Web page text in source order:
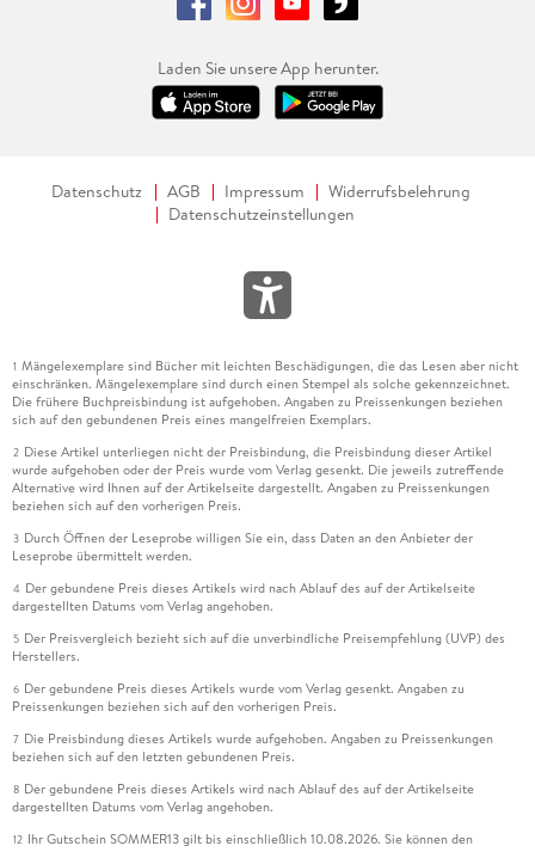
Laden Sie unsere App herunter.
Datenschutz AGB Impressum
Widerrufsbelehrung
Datenschutzeinstellungen
1 Mängelexemplare sind Bücher mit leichten Beschädigungen, die das Lesen aber nicht
einschränken. Mängelexemplare sind durch einen Stempel als solche gekennzeichnet.
Die frühere Buchpreisbindung ist aufgehoben. Angaben zu Preissenkungen beziehen
sich auf den gebundenen Preis eines mangelfreien Exemplars.
2 Diese Artikel unterliegen nicht der Preisbindung, die Preisbindung dieser Artikel
wurde aufgehoben oder der Preis wurde vom Verlag gesenkt. Die jeweils zutreffende
Alternative wird Ihnen auf der Artikelseite dargestellt. Angaben zu Preissenkungen
beziehen sich auf den vorherigen Preis.
3 Durch Öffnen der Leseprobe willigen Sie ein, dass Daten an den Anbieter der
Leseprobe übermittelt werden.
4 Der gebundene Preis dieses Artikels wird nach Ablauf des auf der Artikelseite
dargestellten Datums vom Verlag angehoben.
5 Der Preisvergleich bezieht sich auf die unverbindliche Preisempfehlung (UVP) des
Herstellers.
6 Der gebundene Preis dieses Artikels wurde vom Verlag gesenkt. Angaben zu
Preissenkungen beziehen sich auf den vorherigen Preis.
7 Die Preisbindung dieses Artikels wurde aufgehoben. Angaben zu Preissenkungen
beziehen sich auf den letzten gebundenen Preis.
8 Der gebundene Preis dieses Artikels wird nach Ablauf des auf der Artikelseite
dargestellten Datums vom Verlag angehoben.
12 Ihr Gutschein SOMMER13 gilt bis einschließlich 10.08.2026. Sie können den